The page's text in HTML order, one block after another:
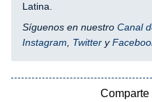
Latina.
Síguenos en nuestro Canal
Instagram, Twitter y
Comparte